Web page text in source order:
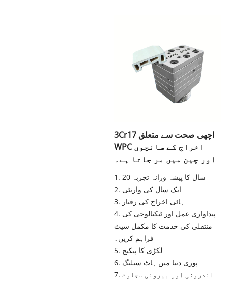
3Cr17 اچھی صحت سے متعلق
WPC اخراج کے سانچوں
اور چین میں مر جاتا ہے۔
1. 20 سال کا پیشہ ورانہ تجربہ
2. ایک سال کی وارنٹی
3. ہائی اخراج کی رفتار
4. پیداواری عمل اور ٹیکنالوجی کی
منتقلی کی خدمت کا مکمل سیٹ
فراہم کریں۔
5. لکڑی کا پیکیج
6. پوری دنیا میں ہاٹ سیلنگ
7. اندرونی اور بیرونی سجاوٹ